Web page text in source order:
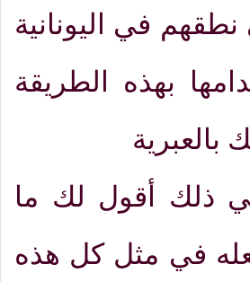
في اليونانية
بهذه الطريقة
بالعبرية
ذلك أقول لك ما
في مثل كل هذه